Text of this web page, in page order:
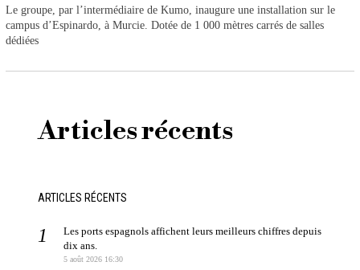
Le groupe, par l’intermédiaire de Kumo, inaugure une installation sur le
campus d’Espinardo, à Murcie. Dotée de 1 000 mètres carrés de salles
dédiées
Articles récents
ARTICLES RÉCENTS
Les ports espagnols affichent leurs meilleurs chiffres depuis
dix ans.
5 août 2026 16:30